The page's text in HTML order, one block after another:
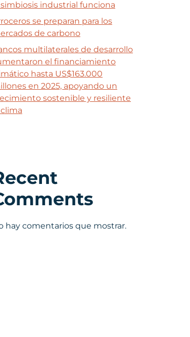
simbiosis industrial funciona
se preparan para los
de carbono
multilaterales de desarrollo
el financiamiento
hasta US$163.000
en 2025, apoyando un
sostenible y resiliente
hay comentarios que mostrar.